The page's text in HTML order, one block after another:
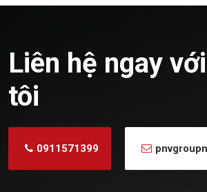
Liên hệ ngay
tôi
0911571399